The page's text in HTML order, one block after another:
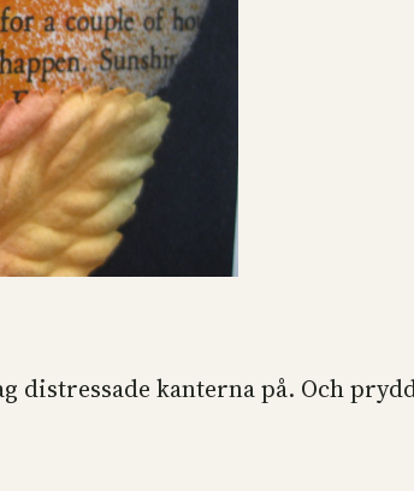
distressade kanterna på. Och